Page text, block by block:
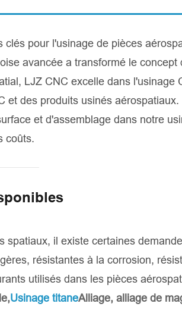
pour l'usinage de pièces
avancée a transformé le concept
LJZ CNC excelle dans l'usinage
et des produits usinés aérospatiaux.
et d'assemblage dans notre
coûts.
spatiaux, il existe certaines
résistantes à la corrosion,
utilisés dans les pièces
Usinage titaneAlliage, alliage de